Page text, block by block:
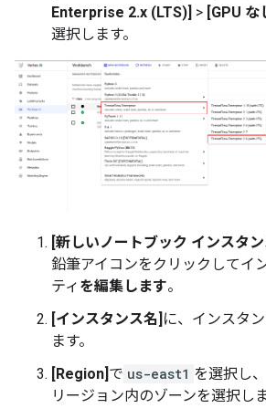
Enterprise 2.x (LTS)] > [GPU な
選択します。
[新しいノートブック インスタン
鉛筆アイコンをクリックしてイ
ティ を編集します。
[インスタンス名] に、インスタ
ます。
[Region] で us-east1 を選択し、
リージョン内のゾーンを選択しま